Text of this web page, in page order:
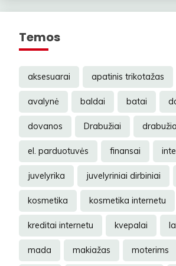
Temos
aksesuarai apatinis trikotažas
avalynė baldai batai
dovanos Drabužiai
el. parduotuvės finansai
juvelyrika juvelyriniai dirbiniai
kosmetika kosmetika internetu
kreditai internetu kvepalai
mada makiažas moterims